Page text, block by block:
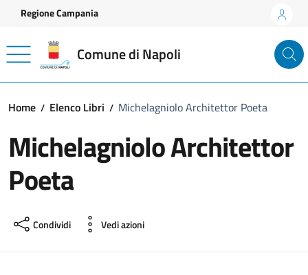
Vai ai contenuti
Vai al footer
Regione Campania
Comune di Napoli
Home Elenco Libri Michelagniolo Architettor Poeta
Michelagniolo Architettor
Poeta
Condividi Vedi azioni